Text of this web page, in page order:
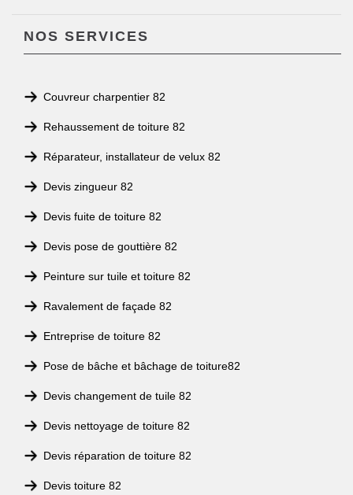
NOS SERVICES
Couvreur charpentier 82
Rehaussement de toiture 82
Réparateur, installateur de velux 82
Devis zingueur 82
Devis fuite de toiture 82
Devis pose de gouttière 82
Peinture sur tuile et toiture 82
Ravalement de façade 82
Entreprise de toiture 82
Pose de bâche et bâchage de toiture82
Devis changement de tuile 82
Devis nettoyage de toiture 82
Devis réparation de toiture 82
Devis toiture 82